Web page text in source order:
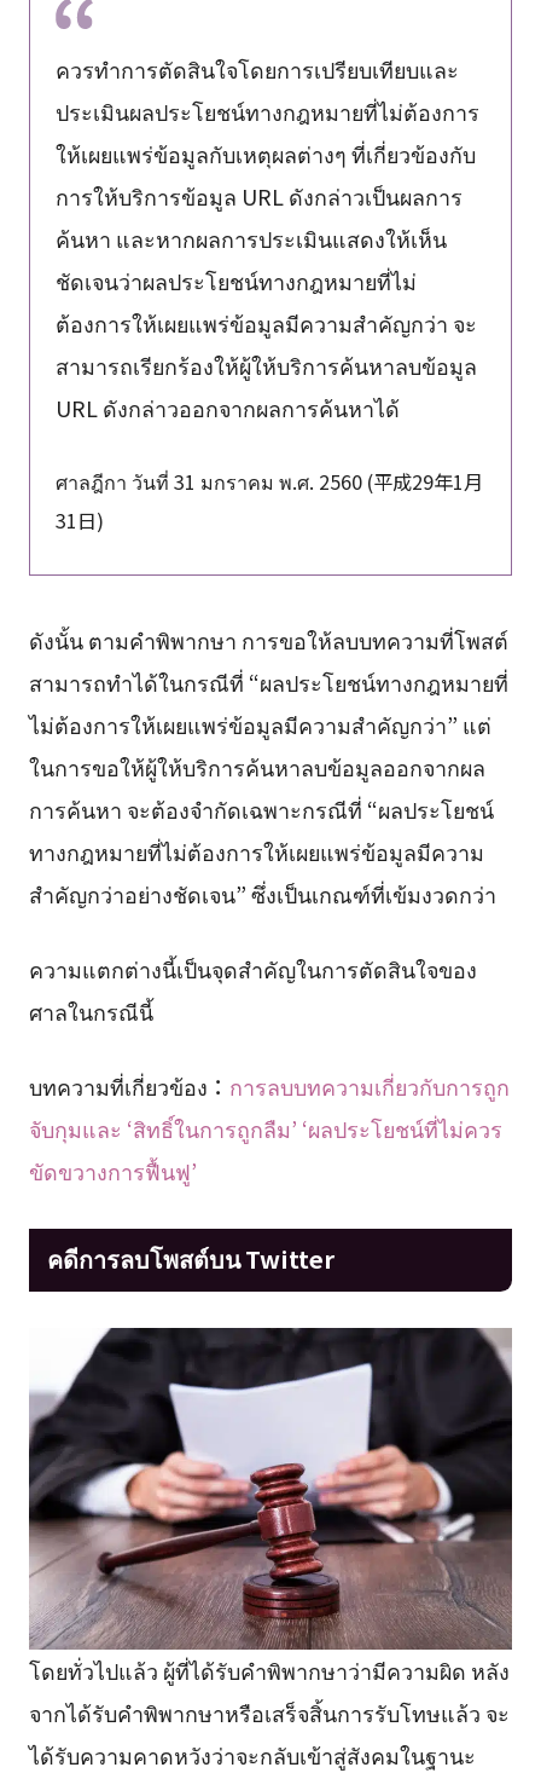
ควรทำการตัดสินใจโดยการเปรียบเทียบและ
ประเมินผลประโยชน์ทางกฎหมายที่ไม่ต้องการ
ให้เผยแพร่ข้อมูลกับเหตุผลต่างๆ ที่เกี่ยวข้องกับ
การให้บริการข้อมูล URL ดังกล่าวเป็นผลการ
ค้นหา และหากผลการประเมินแสดงให้เห็น
ชัดเจนว่าผลประโยชน์ทางกฎหมายที่ไม่
ต้องการให้เผยแพร่ข้อมูลมีความสำคัญกว่า จะ
สามารถเรียกร้องให้ผู้ให้บริการค้นหาลบข้อมูล
URL ดังกล่าวออกจากผลการค้นหาได้
ศาลฎีกา วันที่ 31 มกราคม พ.ศ. 2560 (平成29年1月
31日)
ดังนั้น ตามคำพิพากษา การขอให้ลบบทความที่โพสต์
สามารถทำได้ในกรณีที่ “ผลประโยชน์ทางกฎหมายที่
ไม่ต้องการให้เผยแพร่ข้อมูลมีความสำคัญกว่า” แต่
ในการขอให้ผู้ให้บริการค้นหาลบข้อมูลออกจากผล
การค้นหา จะต้องจำกัดเฉพาะกรณีที่ “ผลประโยชน์
ทางกฎหมายที่ไม่ต้องการให้เผยแพร่ข้อมูลมีความ
สำคัญกว่าอย่างชัดเจน” ซึ่งเป็นเกณฑ์ที่เข้มงวดกว่า
ความแตกต่างนี้เป็นจุดสำคัญในการตัดสินใจของ
ศาลในกรณีนี้
บทความที่เกี่ยวข้อง： การลบบทความเกี่ยวกับการถูก
จับกุมและ ‘สิทธิ์ในการถูกลืม’ ‘ผลประโยชน์ที่ไม่ควร
ขัดขวางการฟื้นฟู’
คดีการลบโพสต์บน Twitter
โดยทั่วไปแล้ว ผู้ที่ได้รับคำพิพากษาว่ามีความผิด หลัง
จากได้รับคำพิพากษาหรือเสร็จสิ้นการรับโทษแล้ว จะ
ได้รับความคาดหวังว่าจะกลับเข้าสู่สังคมในฐานะ